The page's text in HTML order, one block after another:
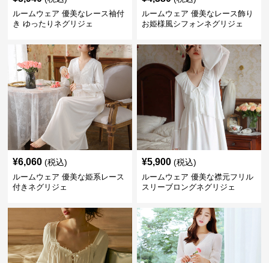
ルームウェア 優美なレース袖付
き ゆったりネグリジェ
ルームウェア 優美なレース飾り
お姫様風シフォンネグリジェ
¥6,060 (税込)
ルームウェア 優美な姫系レース
付きネグリジェ
¥5,900 (税込)
ルームウェア 優美な襟元フリル
スリーブロングネグリジェ